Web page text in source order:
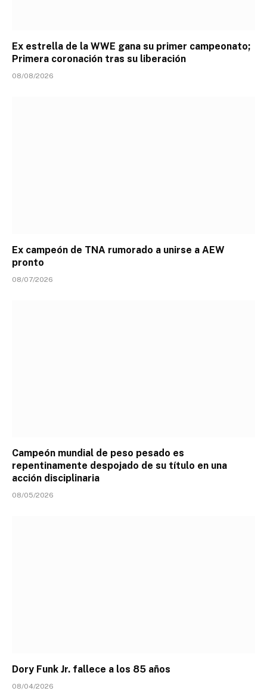
Ex estrella de la WWE gana su primer campeonato;
Primera coronación tras su liberación
08/08/2026
Ex campeón de TNA rumorado a unirse a AEW
pronto
08/07/2026
Campeón mundial de peso pesado es
repentinamente despojado de su título en una
acción disciplinaria
08/05/2026
Dory Funk Jr. fallece a los 85 años
08/04/2026